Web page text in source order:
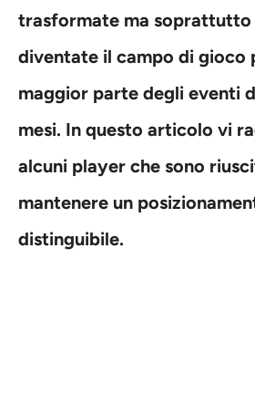
trasformate ma soprattutto
diventate il campo di gioco
maggior parte degli eventi
mesi. In questo articolo vi
alcuni player che sono
mantenere un
distinguibile.